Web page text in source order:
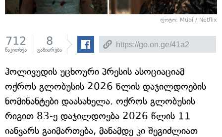
ფოტო: Mubi / Netflix
712
წაკითხვა
8
გაზიარება
ჰოლივუდის უცხოური პრესის ასოციაციამ
ოქროს გლობუსის 2026 წლის დაჯილდოების
ნომინანტები დაასახელა. ოქროს გლობუსის
რიგით 83-ე დაჯილდოება 2026 წლის 11
იანვარს გაიმართება, მანამდე კი შეგიძლიათ